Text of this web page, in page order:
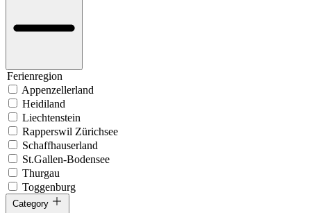
Ferienregion
Appenzellerland
Heidiland
Liechtenstein
Rapperswil Zürichsee
Schaffhauserland
St.Gallen-Bodensee
Thurgau
Toggenburg
Category